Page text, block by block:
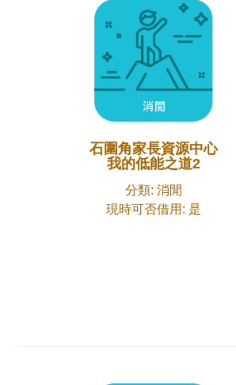
石圍角家長資源中心
我的低能之道2
分類: 消閒
現時可否借用: 是